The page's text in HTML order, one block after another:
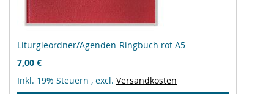
Liturgieordner/Agenden-Ringbuch rot A5
7,00 €
Inkl. 19% Steuern , excl. Versandkosten